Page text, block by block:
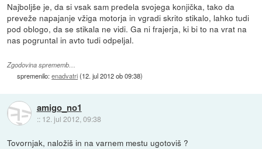
Najboljše je, da si vsak sam predela svojega konjička, tako da
preveže napajanje vžiga motorja in vgradi skrito stikalo, lahko tudi
pod oblogo, da se stikala ne vidi. Ga ni frajerja, ki bi to na vrat na
nas pogruntal in avto tudi odpeljal.
Zgodovina sprememb…
spremenilo:enadvatri(12. jul 2012 ob 09:38)
amigo_no1
:: 12. jul 2012, 09:38
Tovornjak, naložiš in na varnem mestu ugotoviš ?